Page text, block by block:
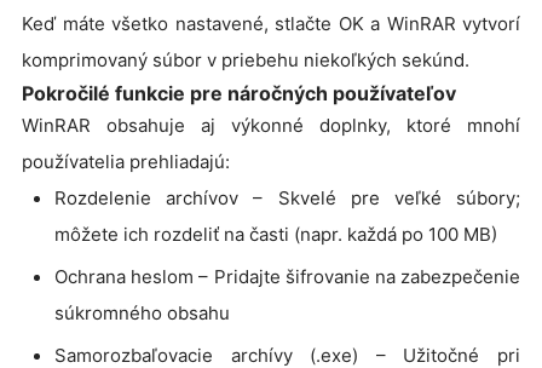
Keď máte všetko nastavené, stlačte OK a WinRAR vytvorí
komprimovaný súbor v priebehu niekoľkých sekúnd.
Pokročilé funkcie pre náročných používateľov
WinRAR obsahuje aj výkonné doplnky, ktoré mnohí
používatelia prehliadajú:
Rozdelenie archívov – Skvelé pre veľké súbory;
môžete ich rozdeliť na časti (napr. každá po 100 MB)
Ochrana heslom – Pridajte šifrovanie na zabezpečenie
súkromného obsahu
Samorozbaľovacie archívy (.exe) – Užitočné pri